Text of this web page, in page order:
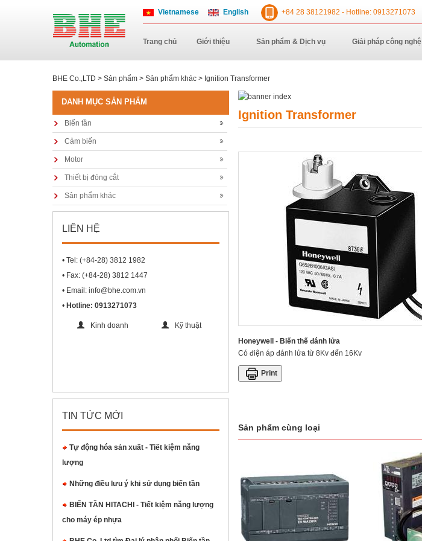
Vietnamese English +84 28 38121982 - Hotline: 0913271073
Trang chủ Giới thiệu Sản phẩm & Dịch vụ Giải pháp công nghệ
BHE Co.,LTD > Sản phẩm > Sản phẩm khác > Ignition Transformer
Ignition Transformer
Honeywell - Biến thế đánh lửa
Có điện áp đánh lửa từ 8Kv đến 16Kv
Print
Sản phẩm cùng loại
DANH MỤC SẢN PHẨM
Biến tần
Cảm biến
Motor
Thiết bị đóng cắt
Sản phẩm khác
LIÊN HỆ
• Tel: (+84-28) 3812 1982
• Fax: (+84-28) 3812 1447
• Email: info@bhe.com.vn
• Hotline: 0913271073
Kinh doanh Kỹ thuật
TIN TỨC MỚI
Tự động hóa sản xuất - Tiết kiệm năng
lượng
Những điều lưu ý khi sử dụng biến tần
BIẾN TẦN HITACHI - Tiết kiệm năng lượng
cho máy ép nhựa